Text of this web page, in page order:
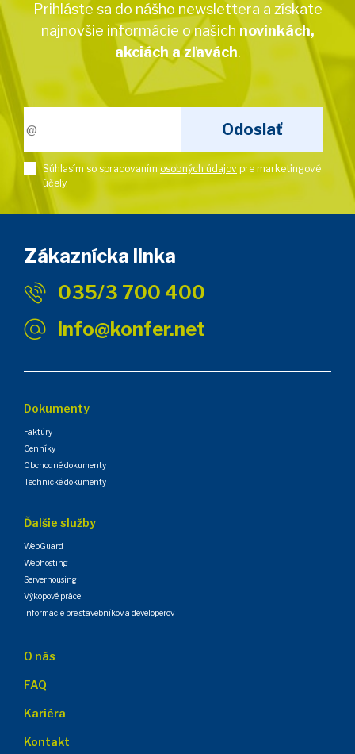
Prihláste sa do nášho newslettera a získate
najnovšie informácie o našich novinkách,
akciách a zľavách.
Súhlasím so spracovaním osobných údajov pre marketingové
účely.
Zákaznícka linka
035/3 700 400
info@konfer.net
Dokumenty
Faktúry
Cenníky
Obchodné dokumenty
Technické dokumenty
Ďalšie služby
WebGuard
Webhosting
Serverhousing
Výkopové práce
Informácie pre stavebníkov a developerov
O nás
FAQ
Kariéra
Kontakt